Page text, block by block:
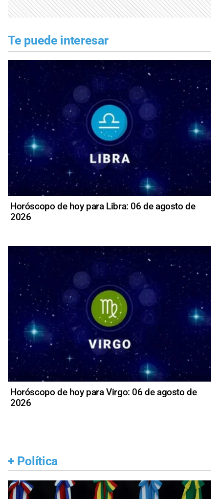
Te puede interesar
Horóscopo de hoy para Libra: 06 de agosto de
2026
Horóscopo de hoy para Virgo: 06 de agosto de
2026
+ Política